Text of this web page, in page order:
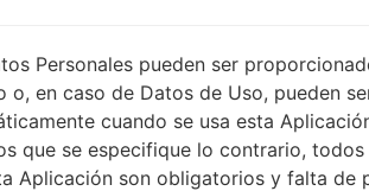
Personales pueden ser
o, en caso de Datos de Uso, pueden
cuando se usa esta
que se especifique lo contrario,
Aplicación son obligatorios y falta de